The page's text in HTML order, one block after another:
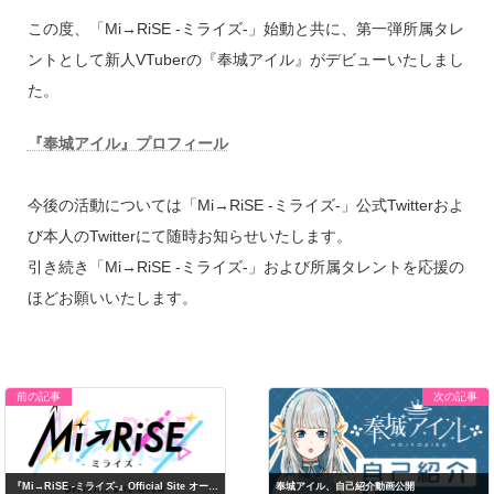
この度、「Mi→RiSE -ミライズ-」始動と共に、第一弾所属タレ
ントとして新人VTuberの『奉城アイル』がデビューいたしまし
た。
『奉城アイル』プロフィール
今後の活動については「Mi→RiSE -ミライズ-」公式Twitterおよ
び本人のTwitterにて随時お知らせいたします。
引き続き「Mi→RiSE -ミライズ-」および所属タレントを応援の
ほどお願いいたします。
前の記事
『Mi→RiSE -ミライズ-』Official Site オープン！
次の記事
奉城アイル、自己紹介動画公開